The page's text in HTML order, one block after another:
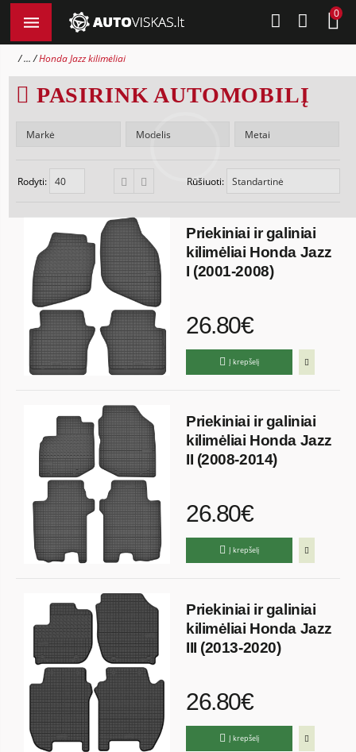
0
... Honda Jazz kilimėliai
PASIRINK AUTOMOBILĮ
Rūšiuoti:
Rodyti:
Priekiniai ir galiniai
kilimėliai Honda Jazz
I (2001-2008)
26.80€
Į krepšelį
Priekiniai ir galiniai
kilimėliai Honda Jazz
II (2008-2014)
26.80€
Į krepšelį
Priekiniai ir galiniai
kilimėliai Honda Jazz
III (2013-2020)
26.80€
Į krepšelį